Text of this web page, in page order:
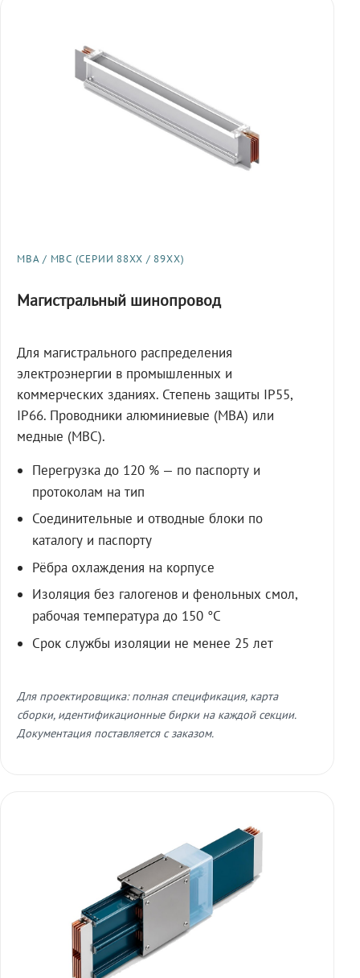
МВА / МВС (СЕРИИ 88XX / 89XX)
Магистральный шинопровод
Для магистрального распределения
электроэнергии в промышленных и
коммерческих зданиях. Степень защиты IP55,
IP66. Проводники алюминиевые (МВА) или
медные (МВС).
Перегрузка до 120 % — по паспорту и
протоколам на тип
Соединительные и отводные блоки по
каталогу и паспорту
Рёбра охлаждения на корпусе
Изоляция без галогенов и фенольных смол,
рабочая температура до 150 °C
Срок службы изоляции не менее 25 лет
Для проектировщика: полная спецификация, карта
сборки, идентификационные бирки на каждой секции.
Документация поставляется с заказом.